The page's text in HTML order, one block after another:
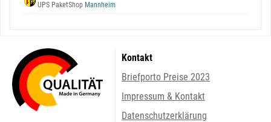
UPS PaketShop Mannheim
Kontakt
Briefporto Preise 2023
Impressum & Kontakt
Datenschutzerklärung